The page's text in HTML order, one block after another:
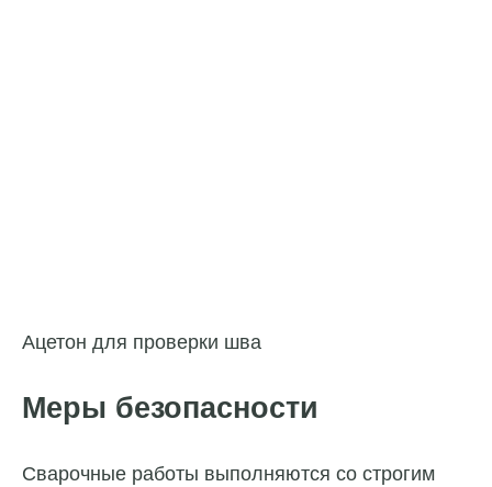
Ацетон для проверки шва
Меры безопасности
Сварочные работы выполняются со строгим